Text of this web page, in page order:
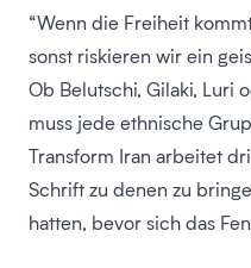
“Wenn die Freiheit
sonst riskieren wir ein
Ob Belutschi, Gilaki, Luri
muss jede ethnische
Transform Iran arbeitet
Schrift zu denen zu
hatten, bevor sich das